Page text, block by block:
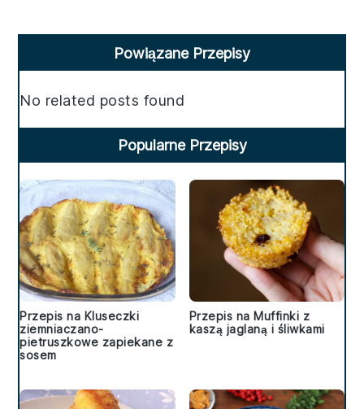
Sidebar
Powiązane Przepisy
No related posts found
Popularne Przepisy
Przepis na Kluseczki
ziemniaczano-
pietruszkowe zapiekane z
sosem
Przepis na Muffinki z
kaszą jaglaną i śliwkami